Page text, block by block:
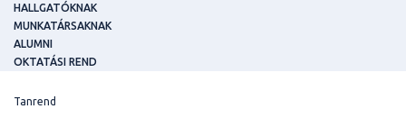
HALLGATÓKNAK
MUNKATÁRSAKNAK
ALUMNI
OKTATÁSI REND
Tanrend